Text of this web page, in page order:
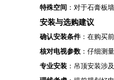
特殊空间 ：对于石膏板
安装与选购建议
确认安装条件：在购买
核对电视参数 ：仔细测
专业安装 ：吊顶安装涉